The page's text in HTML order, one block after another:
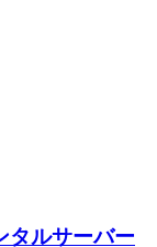
タルサーバー